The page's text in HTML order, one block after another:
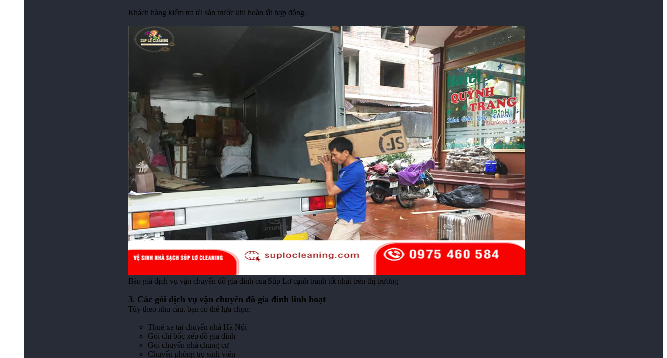
Khách hàng kiểm tra tài sản trước khi hoàn tất hợp đồng.
Báo giá dịch vụ vận chuyển đồ gia đình của Súp Lơ cạnh tranh tốt nhất trên thị trường
3. Các gói dịch vụ vận chuyển đồ gia đình linh hoạt
Tùy theo nhu cầu, bạn có thể lựa chọn:
Thuê xe tải chuyển nhà Hà Nội
Gói chỉ bốc xếp đồ gia đình
Gói chuyển nhà chung cư
Chuyển phòng trọ sinh viên